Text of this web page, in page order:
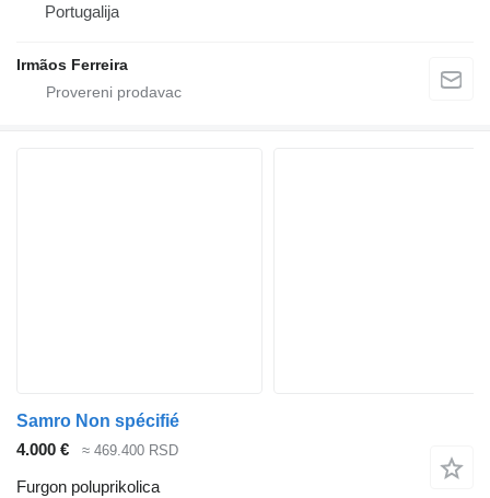
Portugalija
Irmãos Ferreira
Samro Non spécifié
4.000 €
≈ 469.400 RSD
Furgon poluprikolica